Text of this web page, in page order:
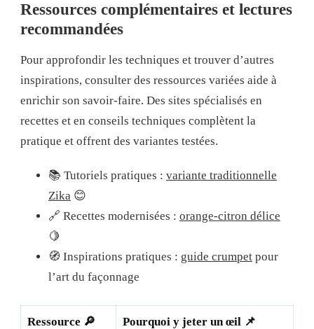
Ressources complémentaires et lectures
recommandées
Pour approfondir les techniques et trouver d’autres
inspirations, consulter des ressources variées aide à
enrichir son savoir-faire. Des sites spécialisés en
recettes et en conseils techniques complètent la
pratique et offrent des variantes testées.
📚 Tutoriels pratiques : variante traditionnelle
Zika 😊
🔗 Recettes modernisées : orange-citron délice
🍋
🧭 Inspirations pratiques : guide crumpet pour
l’art du façonnage
Ressource 🔎 Pourquoi y jeter un œil 📌